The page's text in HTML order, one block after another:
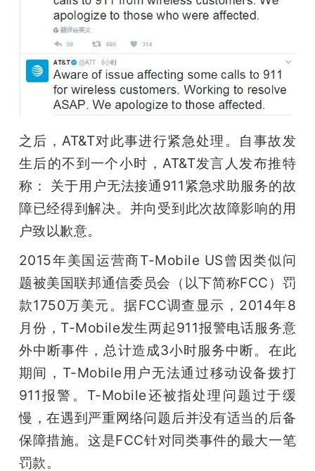
搞
之后，AT&T对此事进行紧急处理。自事故发
生后的不到一个小时，AT&T发言人发布推特
称： 关于用户无法接通911紧急求助服务的故
障已经得到解决。并向受到此次故障影响的用
户致以歉意。
2015年美国运营商T-Mobile US曾因类似问
题被美国联邦通信委员会（以下简称FCC）罚
款1750万美元。据FCC调查显示，2014年8
月份，T-Mobile发生两起911报警电话服务意
外中断事件，总计造成3小时服务中断。在此
期间，T-Mobile用户无法通过移动设备拨打
911报警。T-Mobile还被指处理问题过于缓
慢，在遇到严重网络问题后并没有适当的后备
保障措施。这是FCC针对同类事件的最大一笔
罚款。